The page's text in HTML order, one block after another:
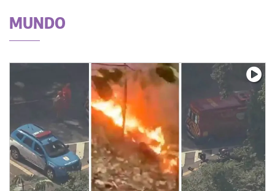
MUNDO